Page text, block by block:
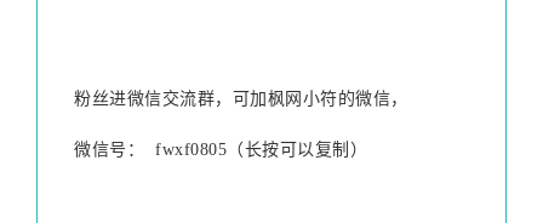
粉丝进微信交流群，可加枫网小符的微信，
微信号： fwxf0805 （长按可以复制）